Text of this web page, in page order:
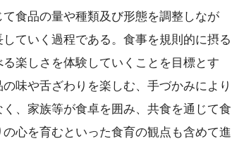
食品の量や種類及び形態を調整しなが
ていく過程である。食事を規則的に摂る
楽しさを体験していくことを目標とす
味や舌ざわりを楽しむ、手づかみにより
、家族等が食卓を囲み、共食を通じて食
心を育むといった食育の観点も含めて進